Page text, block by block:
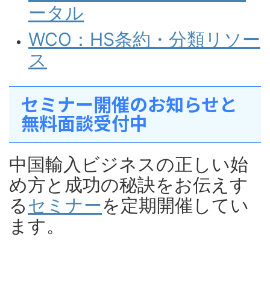
ータル
WCO：HS条約・分類リソー
ス
セミナー開催のお知らせと
無料面談受付中
中国輸入ビジネスの正しい始
め方と成功の秘訣をお伝えす
るセミナーを定期開催してい
ます。